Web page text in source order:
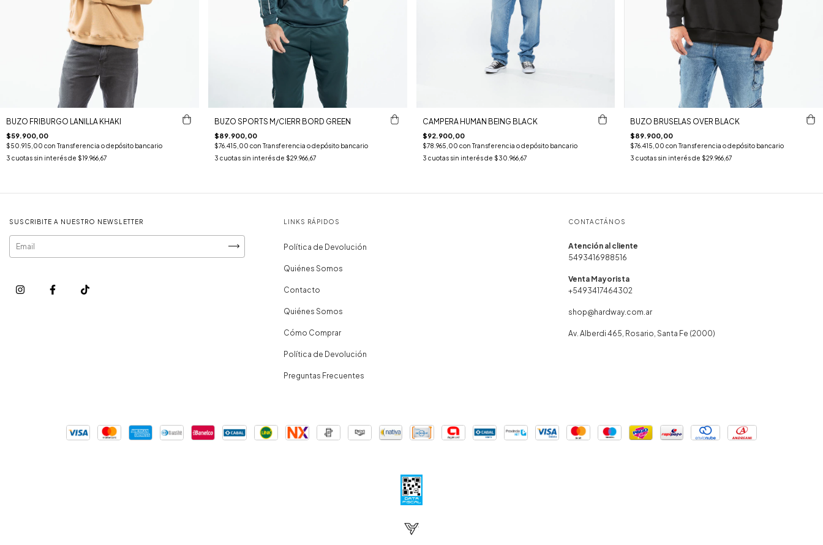
BUZO FRIBURGO LANILLA KHAKI
$59.900,00
$50.915,00 con Transferencia o depósito bancario
3 cuotas sin interés de $19.966,67
BUZO SPORTS M/CIERR BORD GREEN
$89.900,00
$76.415,00 con Transferencia o depósito bancario
3 cuotas sin interés de $29.966,67
CAMPERA HUMAN BEING BLACK
$92.900,00
$78.965,00 con Transferencia o depósito bancario
3 cuotas sin interés de $30.966,67
BUZO BRUSELAS OVER BLACK
$89.900,00
$76.415,00con Transferencia o depósito bancario
3 cuotas sin interés de $29.966,67
SUSCRIBITE A NUESTRO NEWSLETTER LINKS RÁPIDOS
Política de Devolución
Quiénes Somos
Contacto
Quiénes Somos
Cómo Comprar
Política de Devolución
Preguntas Frecuentes
CONTACTÁNOS
5493416988516
+5493417464302
shop@hardway.com.ar
Av. Alberdi 465, Rosario, Santa Fe (2000)